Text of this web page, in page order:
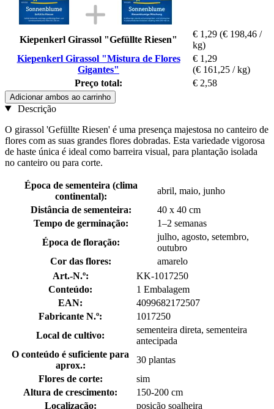
Kiepenkerl Girassol "Gefüllte Riesen"
€ 1,29 (€ 198,46 /
kg)
Kiepenkerl Girassol "Mistura de Flores
Gigantes"
€ 1,29
(€ 161,25 / kg)
Preço total:
€ 2,58
Adicionar ambos ao carrinho
Descrição
O girassol 'Gefüllte Riesen' é uma presença majestosa no canteiro de
flores com as suas grandes flores dobradas. Esta variedade vigorosa
de haste única é ideal como barreira visual, para plantação isolada
no canteiro ou para corte.
Época de sementeira (clima
continental):
abril, maio, junho
Distância de sementeira:
40 x 40 cm
Tempo de germinação:
1–2 semanas
Época de floração:
julho, agosto, setembro,
outubro
Cor das flores:
amarelo
Art.-N.º:
KK-1017250
Conteúdo:
1 Embalagem
EAN:
4099682172507
Fabricante N.º:
1017250
Local de cultivo:
sementeira direta, sementeira
antecipada
O conteúdo é suficiente para
aprox.:
30 plantas
Flores de corte:
sim
Altura de crescimento:
150-200 cm
Localização:
posição soalheira